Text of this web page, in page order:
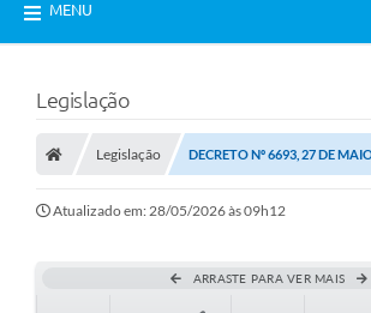
MENU
Legislação
Legislação DECRETO Nº 6693, 27 DE
Atualizado em: 28/05/2026 às 09h12
ARRASTE PARA VER MAIS